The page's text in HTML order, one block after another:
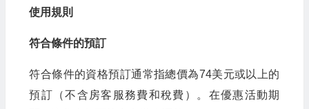
使用規則
符合條件的預訂
符合條件的資格預訂通常指總價為74美元或以上的
預訂（不含房客服務費和稅費）。在優惠活動期